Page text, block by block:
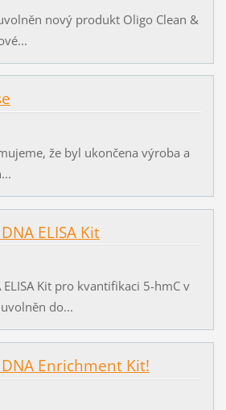
nový produkt Oligo Clean &
že byl ukončena výroba a
ELISA Kit
Kit pro kvantifikaci 5-hmC v
do...
Enrichment Kit!